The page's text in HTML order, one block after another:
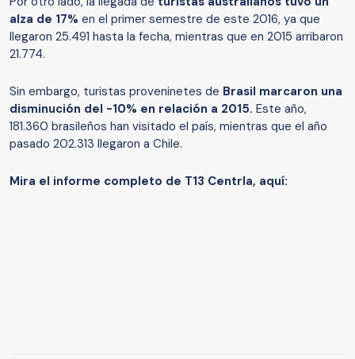
alza de 17% en el primer semestre de este 2016, ya que
llegaron 25.491 hasta la fecha, mientras que en 2015 arribaron
21.774.
Sin embargo, turistas proveninetes de Brasil marcaron una
disminución del -10% en relación a 2015. Este año,
181.360 brasileños han visitado el país, mientras que el año
pasado 202.313 llegaron a Chile.
Mira el informe completo de T13 Centrla, aquí: